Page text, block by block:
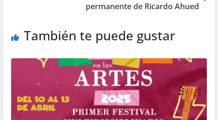
permanente de Ricardo Ahued
También te puede gustar